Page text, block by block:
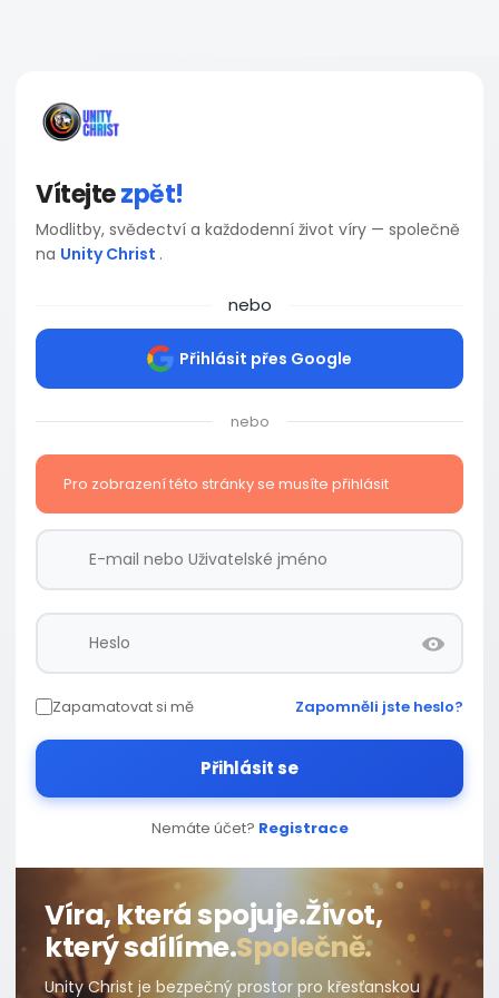
Vítejtezpět!
Modlitby, svědectví a každodenní život víry — společně
na Unity Christ .
nebo
Přihlásit přes Google
nebo
Pro zobrazení této stránky se musíte přihlásit
Zapamatovat si mě Zapomněli jste heslo?
Přihlásit se
Nemáte účet? Registrace
Víra, která spojuje.Život,
který sdílíme.Společně.
Unity Christ je bezpečný prostor pro křesťanskou